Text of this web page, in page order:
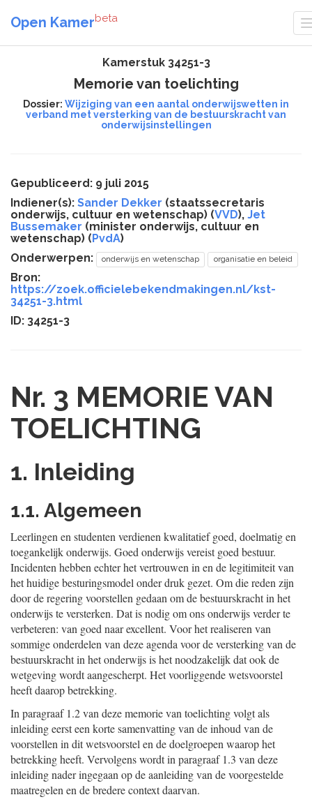
Open Kamerbeta
Kamerstuk 34251-3
Memorie van toelichting
Dossier: Wijziging van een aantal onderwijswetten in
verband met versterking van de bestuurskracht van
onderwijsinstellingen
Gepubliceerd: 9 juli 2015
Indiener(s): Sander Dekker (staatssecretaris
onderwijs, cultuur en wetenschap) (VVD), Jet
Bussemaker (minister onderwijs, cultuur en
wetenschap) (PvdA)
Onderwerpen:
onderwijs en wetenschap organisatie en beleid
Bron:
https://zoek.officielebekendmakingen.nl/kst-
34251-3.html
ID: 34251-3
Nr. 3 MEMORIE VAN
TOELICHTING
1. Inleiding
1.1. Algemeen
Leerlingen en studenten verdienen kwalitatief goed, doelmatig en
toegankelijk onderwijs. Goed onderwijs vereist goed bestuur.
Incidenten hebben echter het vertrouwen in en de legitimiteit van
het huidige besturingsmodel onder druk gezet. Om die reden zijn
door de regering voorstellen gedaan om de bestuurskracht in het
onderwijs te versterken. Dat is nodig om ons onderwijs verder te
verbeteren: van goed naar excellent. Voor het realiseren van
sommige onderdelen van deze agenda voor de versterking van de
bestuurskracht in het onderwijs is het noodzakelijk dat ook de
wetgeving wordt aangescherpt. Het voorliggende wetsvoorstel
heeft daarop betrekking.
In paragraaf 1.2 van deze memorie van toelichting volgt als
inleiding eerst een korte samenvatting van de inhoud van de
voorstellen in dit wetsvoorstel en de doelgroepen waarop het
betrekking heeft. Vervolgens wordt in paragraaf 1.3 van deze
inleiding nader ingegaan op de aanleiding van de voorgestelde
maatregelen en de bredere context daarvan.